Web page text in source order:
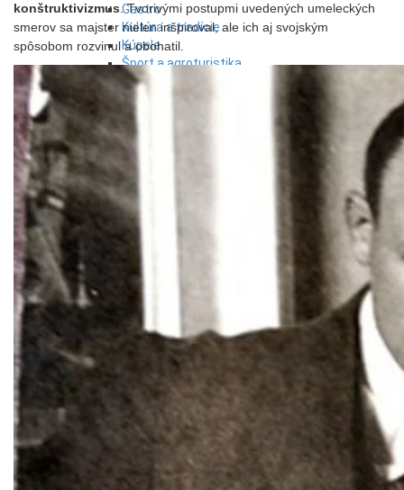
Gastro
Kultúra a tradície
Kúpele
Šport a agroturistika
Školstvo
Ekonomika obchod a doprava
Banskobystrický kraj
Tipy
Podujatia
Ubytovanie
Wellness
Gastro
Kaviarne
Kultúra a tradície
Kúpele
Šport a agroturistika
Školstvo
Ekonomika obchod a doprava
Košický kraj
konštruktivizmus. Tvorivými postupmi uvedených umeleckých
smerov sa majster nielen inšpiroval, ale ich aj svojským
spôsobom rozvinul a obohatil.